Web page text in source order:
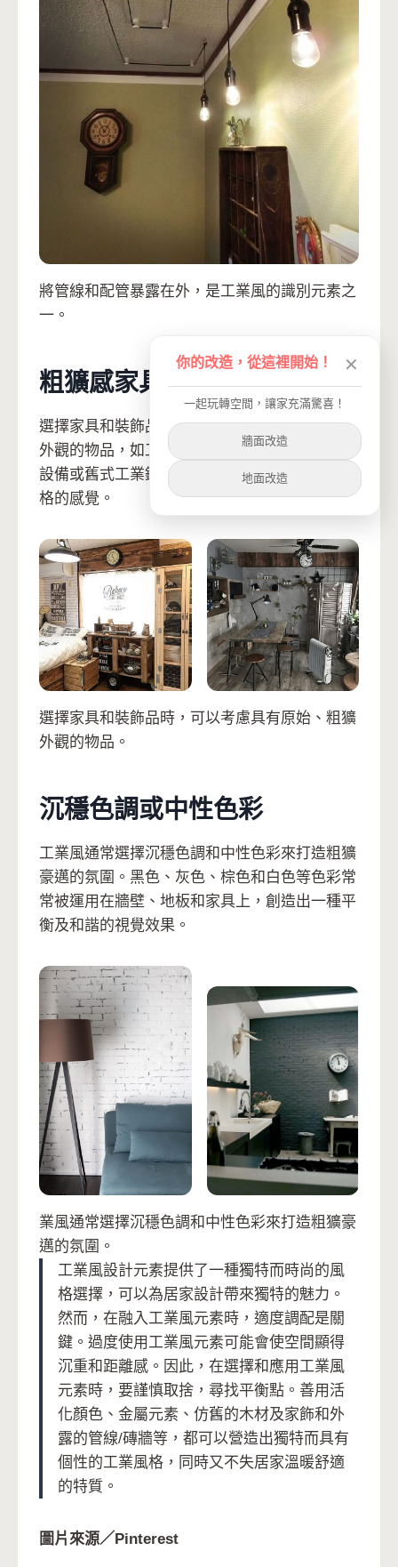
將管線和配管暴露在外，是工業風的識別元素之
一。
粗獷感家具飾品
選擇家具和裝飾品時，可以考慮具有原始、粗獷
外觀的物品，如工業風格的金屬椅子、老式工廠
設備或舊式工業鐵箱。這些元素能夠增強工業風
格的感覺。
選擇家具和裝飾品時，可以考慮具有原始、粗獷
外觀的物品。
沉穩色調或中性色彩
工業風通常選擇沉穩色調和中性色彩來打造粗獷
豪邁的氛圍。黑色、灰色、棕色和白色等色彩常
常被運用在牆壁、地板和家具上，創造出一種平
衡及和諧的視覺效果。
業風通常選擇沉穩色調和中性色彩來打造粗獷豪
邁的氛圍。
工業風設計元素提供了一種獨特而時尚的風
格選擇，可以為居家設計帶來獨特的魅力。
然而，在融入工業風元素時，適度調配是關
鍵。過度使用工業風元素可能會使空間顯得
沉重和距離感。因此，在選擇和應用工業風
元素時，要謹慎取捨，尋找平衡點。善用活
化顏色、金屬元素、仿舊的木材及家飾和外
露的管線/磚牆等，都可以營造出獨特而具有
個性的工業風格，同時又不失居家溫暖舒適
的特質。
圖片來源／Pinterest
你的改造，從這裡開始！ ✕
一起玩轉空間，讓家充滿驚喜！
牆面改造
地面改造